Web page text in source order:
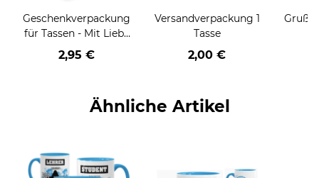
Geschenkverpackung
für Tassen - Mit Liebe
geschenkt
2,95 €
Versandverpackung 1
Tasse
2,00 €
Ähnliche Artikel